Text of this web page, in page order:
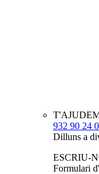
932 90 24
Dilluns a
ESCRIU-
Formulari